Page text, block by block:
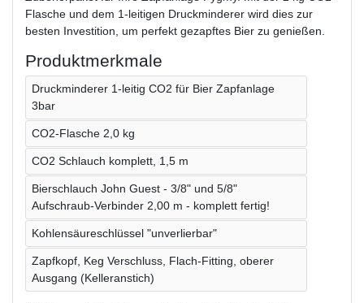
Flasche und dem 1-leitigen Druckminderer wird dies zur
besten Investition, um perfekt gezapftes Bier zu genießen.
Produktmerkmale
Druckminderer 1-leitig CO2 für Bier Zapfanlage
3bar
CO2-Flasche 2,0 kg
CO2 Schlauch komplett, 1,5 m
Bierschlauch John Guest - 3/8" und 5/8"
Aufschraub-Verbinder 2,00 m - komplett fertig!
Kohlensäureschlüssel "unverlierbar"
Zapfkopf, Keg Verschluss, Flach-Fitting, oberer
Ausgang (Kelleranstich)